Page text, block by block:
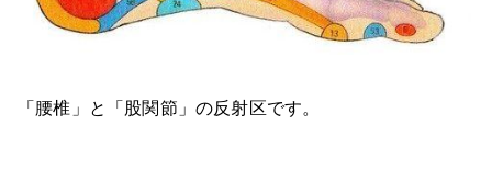
「腰椎」と「股関節」の反射区です。